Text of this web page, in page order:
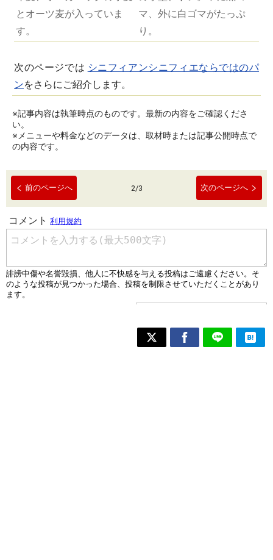
とオーツ麦が入っていま
す。
マ、外に白ゴマがたっぷ
り。
次のページでは シニフィアンシニフィエならではのパ
ンをさらにご紹介します。
※記事内容は執筆時点のものです。最新の内容をご確認くださ
い。
※メニューや料金などのデータは、取材時または記事公開時点で
の内容です。
前のページへ 2/3 次のページへ